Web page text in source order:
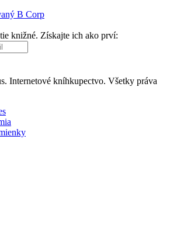
B Corp
knižné. Získajte ich ako prví:
Internetové kníhkupectvo. Všetky práva